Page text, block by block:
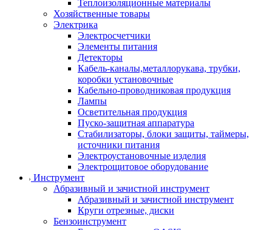
Теплоизоляционные материалы
Хозяйственные товары
Электрика
Электросчетчики
Элементы питания
Детекторы
Кабель-каналы,металлорукава, трубки,
коробки установочные
Кабельно-проводниковая продукция
Лампы
Осветительная продукция
Пуско-защитная аппаратура
Стабилизаторы, блоки защиты, таймеры,
источники питания
Электроустановочные изделия
Электрощитовое оборудование
Инструмент
Абразивный и зачистной инструмент
Абразивный и зачистной инструмент
Круги отрезные, диски
Бензоинструмент